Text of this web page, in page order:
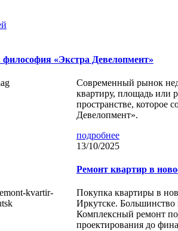
«Экстра Девелопмент»
Современный рынок
квартиру, площадь или
пространстве, которое
Девелопмент».
подробнее
13/10/2025
Ремонт квартир в
Покупка квартиры в
Иркутске. Большинство
Комплексный ремонт
проектирования до